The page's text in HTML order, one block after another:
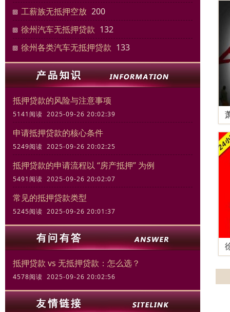
工薪族无抵押空放 200
徐州汽车无抵押贷款 132
徐州各类汽车无抵押贷款 133
抵押贷款的风险与注意事项
5141阅读 2025-09-26 20:02:39
申请抵押贷款的核心条件
5249阅读 2025-09-26 20:02:25
抵押贷款的申请流程以 “房产抵押” 为例
5491阅读 2025-09-26 20:02:07
常见的抵押贷款类型
5245阅读 2025-09-26 20:01:37
抵押贷款 vs 无抵押贷款：怎么选？
4578阅读 2025-09-26 20:02:56